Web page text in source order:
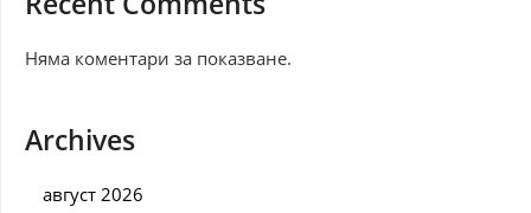
Няма коментари за показване.
Archives
август 2026